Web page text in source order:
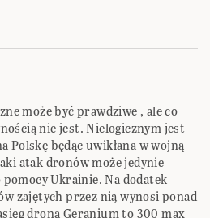
może być prawdziwe , ale co
nie jest. Nielogicznym jest
Polskę będąc uwikłana w wojną
atak dronów może jedynie
Ukrainie. Na dodatek
zajętych przez nią wynosi ponad
drona Geranium to 300 max